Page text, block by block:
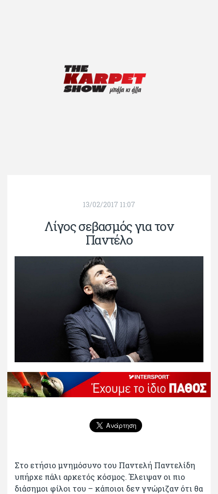
13/02/2017 11:07
Λίγος σεβασμός για τον
Παντέλο
Στο ετήσιο μνημόσυνο του Παντελή Παντελίδη
υπήρχε πάλι αρκετός κόσμος. Έλειψαν οι πιο
διάσημοι φίλοι του – κάποιοι δεν γνώριζαν ότι θα